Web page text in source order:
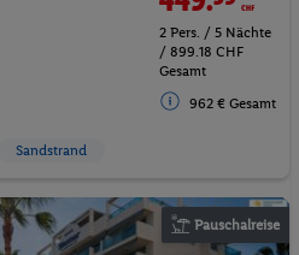
2 Pers. / 5 Nächte
/ 899.18 CHF
Gesamt
962 € Gesamt
Sandstrand
Pauschalreise